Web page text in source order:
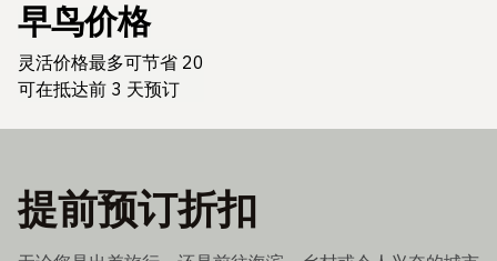
早鸟价格
灵活价格最多可节省 20
可在抵达前 3 天预订
提前预订折扣